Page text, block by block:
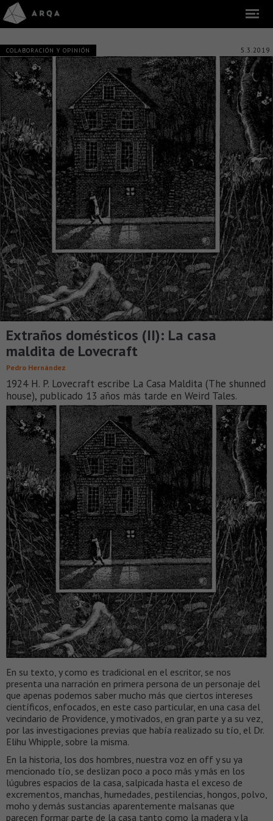
COLABORACIÓN Y OPINIÓN 5.3.2019
Extraños domésticos (II): La casa
maldita de Lovecraft
Pedro Hernández
1924 H. P. Lovecraft escribe La Casa Maldita (The shunned
house), publicado 13 años más tarde en Weird Tales.
En su texto, y como es tradicional en el escritor, se nos
presenta una narración en primera persona de un personaje del
que apenas podemos saber mucho más que ciertos intereses
científicos, enfocados, en este caso particular, en una casa del
vecindario de Providence, y motivados, en gran parte y a su vez,
por las investigaciones previas que había realizado su tío, el Dr.
Elihu Whipple, sobre la misma.
En la historia, los dos hombres, nuestra voz en off y su ya
mencionado tío, se deslizan poco a poco más y más en los
lúgubres espacios de la casa, salpicada hasta el exceso de
excrementos, manchas, humedades, pestilencias, hongos, polvo,
moho y demás sustancias aparentemente malsanas que
parecen formar parte de la casa tanto como la madera y la